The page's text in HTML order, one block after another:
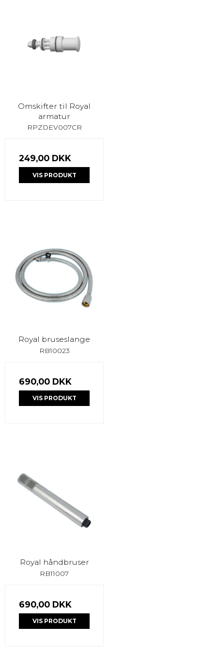
Omskifter til Royal
armatur
RPZDEV007CR
249,00 DKK
VIS PRODUKT
Royal bruseslange
RB10023
690,00 DKK
VIS PRODUKT
Royal håndbruser
RB11007
690,00 DKK
VIS PRODUKT